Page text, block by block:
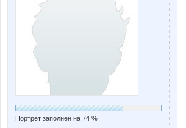
Портрет заполнен на 74 %